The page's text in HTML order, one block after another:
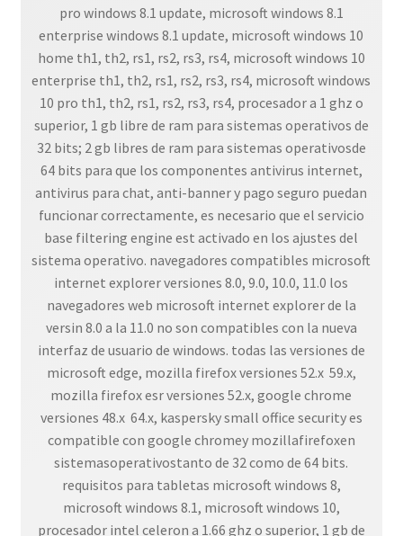
pro windows 8.1 update, microsoft windows 8.1
enterprise windows 8.1 update, microsoft windows 10
home th1, th2, rs1, rs2, rs3, rs4, microsoft windows 10
enterprise th1, th2, rs1, rs2, rs3, rs4, microsoft windows
10 pro th1, th2, rs1, rs2, rs3, rs4, procesador a 1 ghz o
superior, 1 gb libre de ram para sistemas operativos de
32 bits; 2 gb libres de ram para sistemas operativosde
64 bits para que los componentes antivirus internet,
antivirus para chat, anti-banner y pago seguro puedan
funcionar correctamente, es necesario que el servicio
base filtering engine est activado en los ajustes del
sistema operativo. navegadores compatibles microsoft
internet explorer versiones 8.0, 9.0, 10.0, 11.0 los
navegadores web microsoft internet explorer de la
versin 8.0 a la 11.0 no son compatibles con la nueva
interfaz de usuario de windows. todas las versiones de
microsoft edge, mozilla firefox versiones 52.x  59.x,
mozilla firefox esr versiones 52.x, google chrome
versiones 48.x  64.x, kaspersky small office security es
compatible con google chromey mozillafirefoxen
sistemasoperativostanto de 32 como de 64 bits.
requisitos para tabletas microsoft windows 8,
microsoft windows 8.1, microsoft windows 10,
procesador intel celeron a 1.66 ghz o superior, 1 gb de